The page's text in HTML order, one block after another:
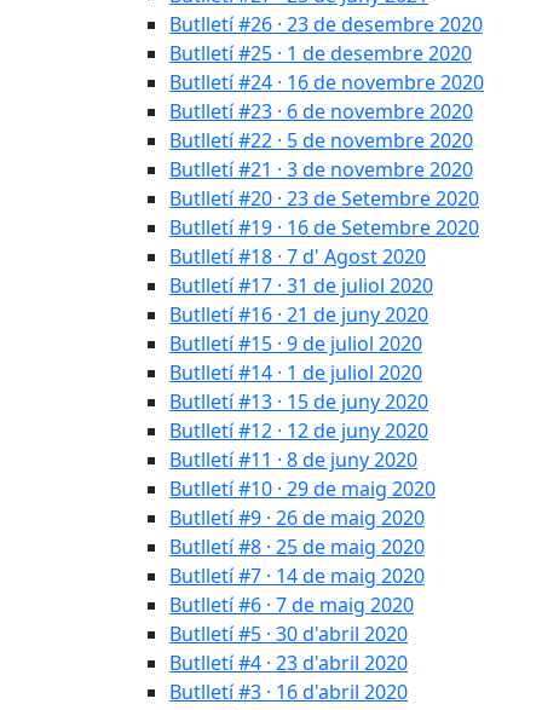
Butlletí #26 · 23 de desembre 2020
Butlletí #25 · 1 de desembre 2020
Butlletí #24 · 16 de novembre 2020
Butlletí #23 · 6 de novembre 2020
Butlletí #22 · 5 de novembre 2020
Butlletí #21 · 3 de novembre 2020
Butlletí #20 · 23 de Setembre 2020
Butlletí #19 · 16 de Setembre 2020
Butlletí #18 · 7 d' Agost 2020
Butlletí #17 · 31 de juliol 2020
Butlletí #16 · 21 de juny 2020
Butlletí #15 · 9 de juliol 2020
Butlletí #14 · 1 de juliol 2020
Butlletí #13 · 15 de juny 2020
Butlletí #12 · 12 de juny 2020
Butlletí #11 · 8 de juny 2020
Butlletí #10 · 29 de maig 2020
Butlletí #9 · 26 de maig 2020
Butlletí #8 · 25 de maig 2020
Butlletí #7 · 14 de maig 2020
Butlletí #6 · 7 de maig 2020
Butlletí #5 · 30 d'abril 2020
Butlletí #4 · 23 d'abril 2020
Butlletí #3 · 16 d'abril 2020